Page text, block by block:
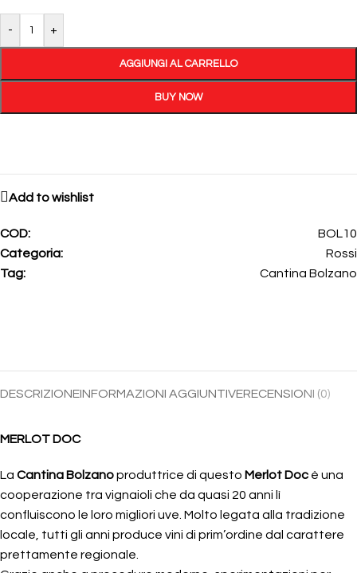
- +
AGGIUNGI AL CARRELLO
BUY NOW
Add to wishlist
COD:
BOL10
Categoria:
Rossi
Tag:
Cantina Bolzano
DESCRIZIONEINFORMAZIONI AGGIUNTIVERECENSIONI (0)
MERLOT DOC
La Cantina Bolzanoproduttrice di questo Merlot Doc è una
cooperazione tra vignaioli che da quasi 20 anni lì
confluiscono le loro migliori uve. Molto legata alla tradizione
locale, tutti gli anni produce vini di prim’ordine dal carattere
prettamente regionale.